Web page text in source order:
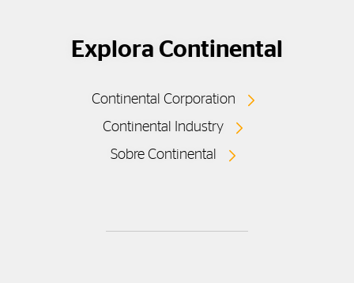
Explora Continental
Continental Corporation
Continental Industry
Sobre Continental